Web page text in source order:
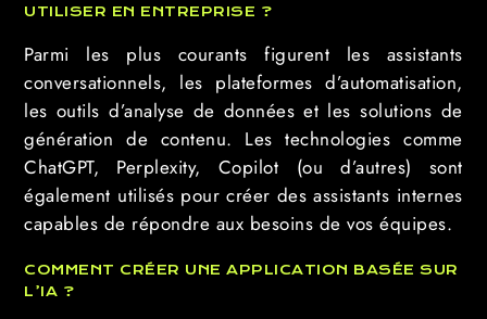
UTILISER EN ENTREPRISE ?
Parmi les plus courants figurent les assistants
conversationnels, les plateformes d’automatisation,
les outils d’analyse de données et les solutions de
génération de contenu. Les technologies comme
ChatGPT, Perplexity, Copilot (ou d’autres) sont
également utilisés pour créer des assistants internes
capables de répondre aux besoins de vos équipes.
COMMENT CRÉER UNE APPLICATION BASÉE SUR
L’IA ?